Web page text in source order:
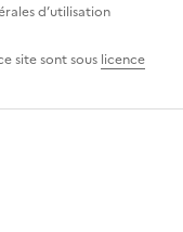
d’utilisation
site sont sous licence